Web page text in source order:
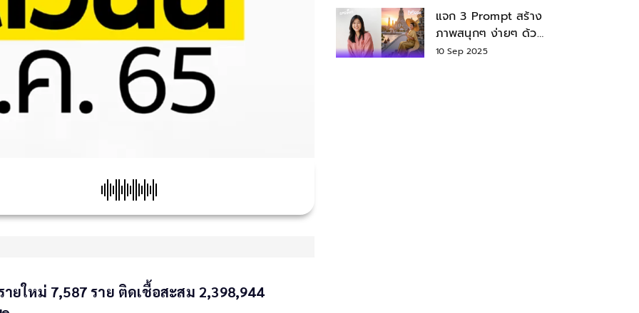
ใหม่ 7,587 ราย ติดเชื้อสะสม 2,398,944
แจก 3 Prompt สร้าง
ภาพสนุกๆ ง่ายๆ ด้วย
Nano Banana ใน
10 Sep 2025